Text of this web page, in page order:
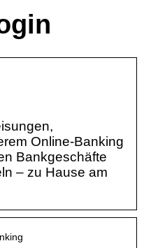
Online-Banking
Bankgeschäfte
– zu Hause am